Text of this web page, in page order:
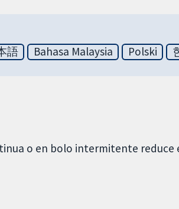
語 Bahasa Malaysia Polski
o en bolo intermitente reduce